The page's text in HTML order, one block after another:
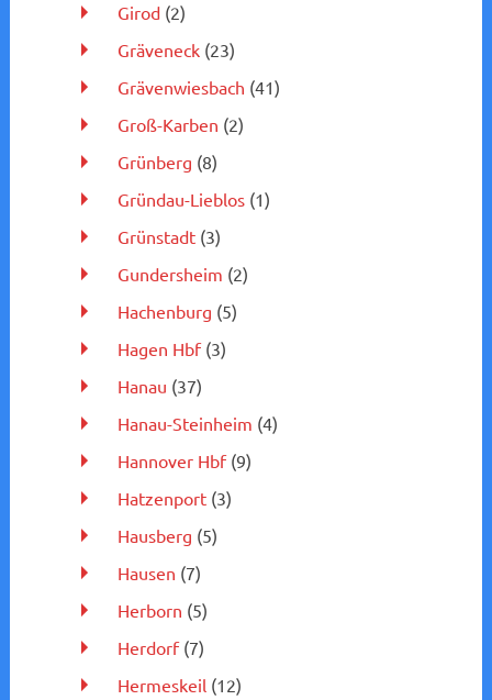
Girod(2)
Gräveneck(23)
Grävenwiesbach (41)
Groß-Karben (2)
Grünberg (8)
Gründau-Lieblos(1)
Grünstadt(3)
Gundersheim (2)
Hachenburg (5)
Hagen Hbf(3)
Hanau (37)
Hanau-Steinheim (4)
Hannover Hbf(9)
Hatzenport(3)
Hausberg (5)
Hausen (7)
Herborn (5)
Herdorf(7)
Hermeskeil(12)